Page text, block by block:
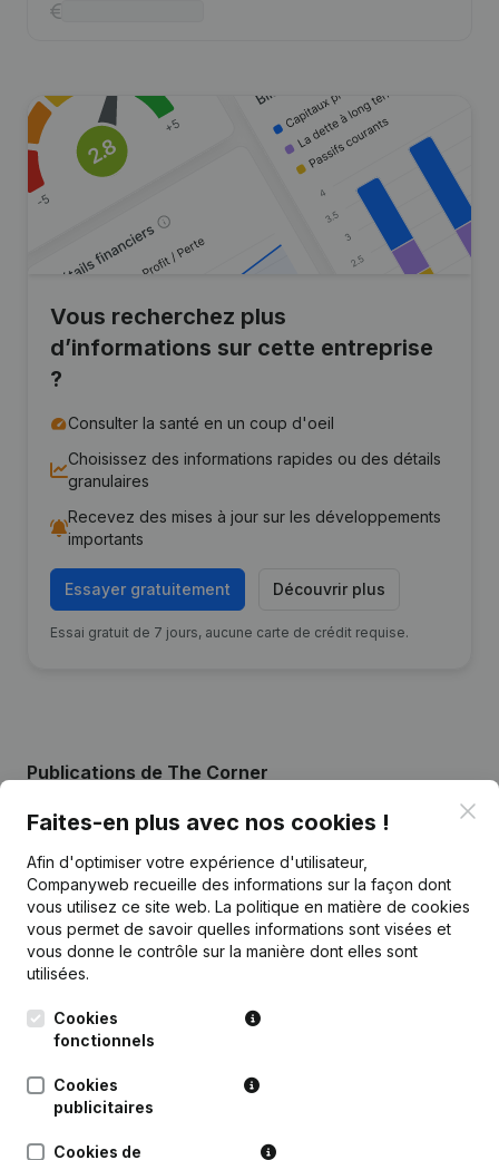
Vous recherchez plus
d’informations sur cette entreprise
?
Consulter la santé en un coup d'oeil
Choisissez des informations rapides ou des détails
granulaires
Recevez des mises à jour sur les développements
importants
Essayer gratuitement Découvrir plus
Essai gratuit de 7 jours, aucune carte de crédit requise.
Publications de The Corner
27-12-2023 Modification(s) Statuts(NL)
01-04-2019 Demissions - Nominations(NL)
04-04-2018
Personne Morale, Ouverture
Succursale, etc...)
Faites-en plus avec nos cookies !
Afin d'optimiser votre expérience d'utilisateur,
Companyweb recueille des informations sur la façon dont
vous utilisez ce site web. La politique en matière de cookies
vous permet de savoir quelles informations sont visées et
vous donne le contrôle sur la manière dont elles sont
utilisées.
Cookies
fonctionnels
Cookies
publicitaires
Cookies de